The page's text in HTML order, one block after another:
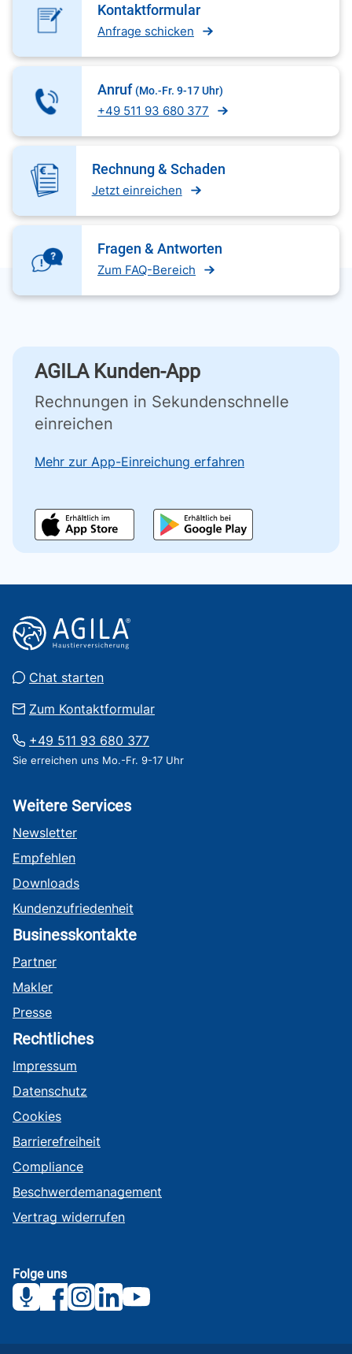
Kontaktformular
Anfrage schicken
Anruf (Mo.-Fr. 9-17 Uhr)
+49 511 93 680 377
Rechnung & Schaden
Jetzt einreichen
Fragen & Antworten
Zum FAQ-Bereich
AGILA Kunden-App
Rechnungen in Sekundenschnelle
einreichen
Mehr zur App-Einreichung erfahren